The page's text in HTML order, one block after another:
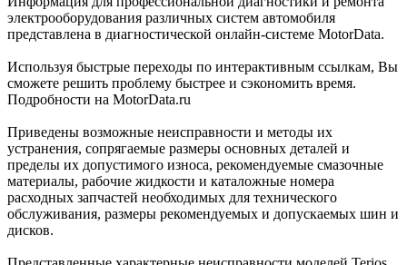
электрооборудования различных систем автомобиля
представлена в диагностической онлайн-системе MotorData.
Используя быстрые переходы по интерактивным ссылкам, Вы
сможете решить проблему быстрее и сэкономить время.
Подробности на MotorData.ru
Приведены возможные неисправности и методы их
устранения, сопрягаемые размеры основных деталей и
пределы их допустимого износа, рекомендуемые смазочные
материалы, рабочие жидкости и каталожные номера
расходных запчастей необходимых для технического
обслуживания, размеры рекомендуемых и допускаемых шин и
дисков.